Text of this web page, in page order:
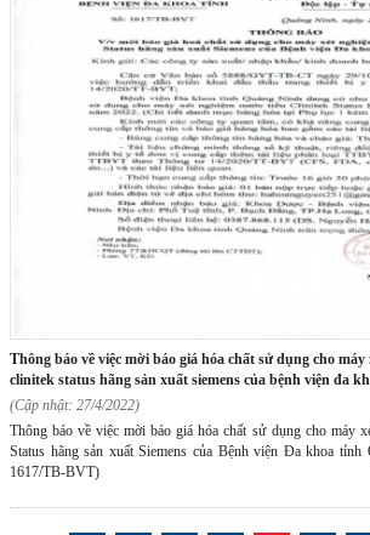
thông báo về việc mời báo giá hóa chất sử dụng cho máy xét nghiệm nước tiểu
clinitek status hãng sản xuất siemens của bệnh viện đa
(Cập nhật: 27/4/2022)
Thông báo về việc mời báo giá hóa chất sử dụng cho máy
Status hãng sản xuất Siemens của Bệnh viện Đa khoa
1617/TB-BVT)